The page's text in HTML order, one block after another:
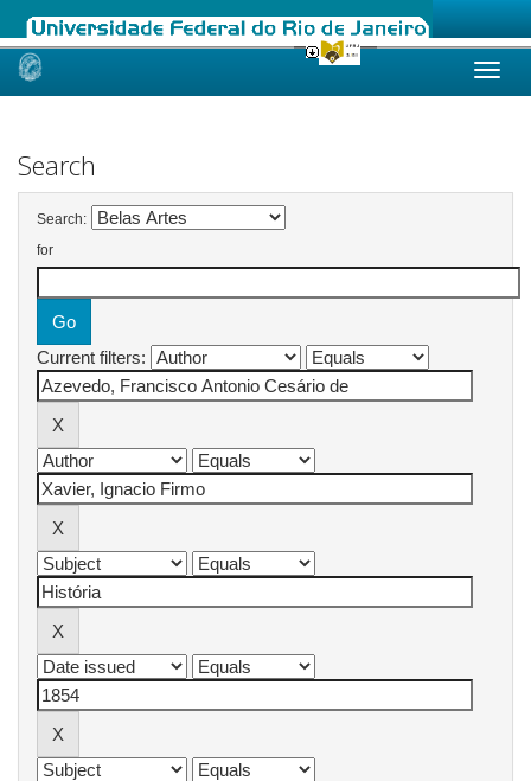
Skip
Search
Search:
for
Current filters: